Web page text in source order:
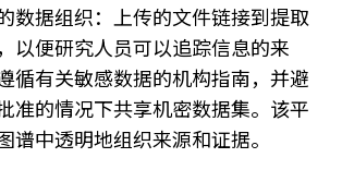
数据组织：上传的文件链接到提取
以便研究人员可以追踪信息的来
循有关敏感数据的机构指南，并避
准的情况下共享机密数据集。该平
谱中透明地组织来源和证据。